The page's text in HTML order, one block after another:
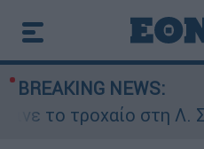
BREAKING NEWS:
στη Λ. Σουνίου: